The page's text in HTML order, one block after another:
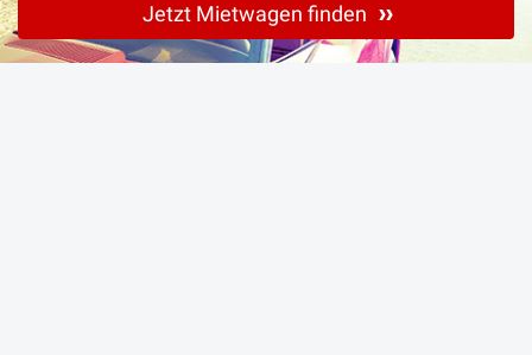
Jetzt Mietwagen finden